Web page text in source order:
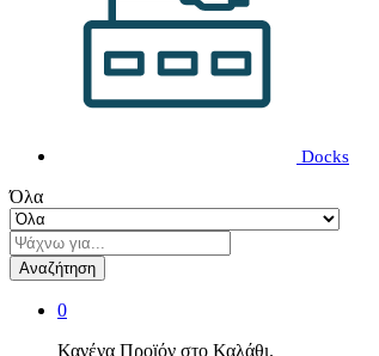
Docks
Όλα
Αναζήτηση
0
Κανένα Προϊόν στο Καλάθι.